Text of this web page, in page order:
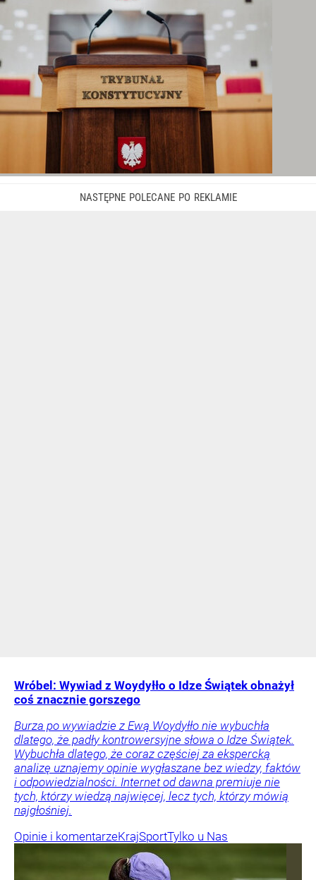
Wróbel: Wywiad z Woydyłło o Idze Świątek obnażył
coś znacznie gorszego
Burza po wywiadzie z Ewą Woydyłło nie wybuchła
dlatego, że padły kontrowersyjne słowa o Idze Świątek.
Wybuchła dlatego, że coraz częściej za ekspercką
analizę uznajemy opinie wygłaszane bez wiedzy, faktów
i odpowiedzialności. Internet od dawna premiuje nie
tych, którzy wiedzą najwięcej, lecz tych, którzy mówią
najgłośniej.
Opinie i komentarzeKrajSportTylko u Nas